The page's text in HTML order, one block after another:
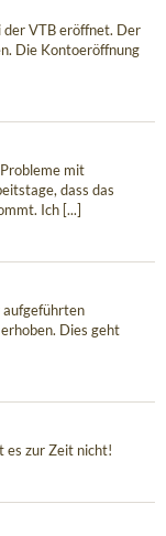
der VTB eröffnet. Der
Die Kontoeröffnung
mit
dass das
Ich [...]
aufgeführten
Dies geht
es zur Zeit nicht!